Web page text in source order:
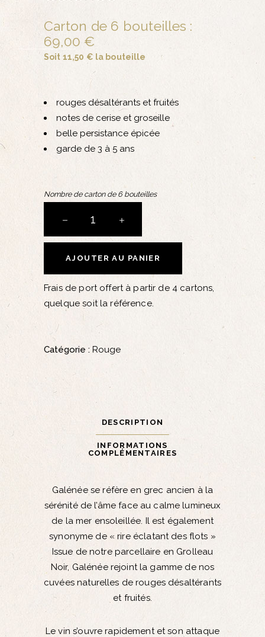
Carton de 6 bouteilles :
69,00 €
Soit 11,50 € la bouteille
rouges désaltérants et fruités
notes de cerise et groseille
belle persistance épicée
garde de 3 à 5 ans
Nombre de carton de 6 bouteilles
quantity
AJOUTER AU PANIER
Frais de port offert à partir de 4 cartons,
quelque soit la référence.
Catégorie : Rouge
DESCRIPTION
INFORMATIONS
COMPLÉMENTAIRES
Galénée se réfère en grec ancien à la
sérénité de l’âme face au calme lumineux
de la mer ensoleillée. Il est également
synonyme de « rire éclatant des flots »
Issue de notre parcellaire en Grolleau
Noir, Galénée rejoint la gamme de nos
cuvées naturelles de rouges désaltérants
et fruités.
Le vin s’ouvre rapidement et son attaque